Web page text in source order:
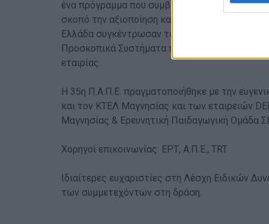
ένα πρόγραμμα που συμβάλλει στην
σκοπό την αξιοποίηση και
Ελλάδα συγκέντρωσαν τον αριθμό ρεκόρ
Προσκοπικά Συστήματα που συμμετείχαν στο
εταιρίας.
Η 35η Π.Α.Π.Ε. πραγματοποιήθηκε με την
και τον ΚΤΕΛ Μαγνησίας και των
Μαγνησίας & Ερευνητική Παιδαγωγική Ομάδα
Χορηγοί επικοινωνίας: ΕΡΤ, Α.Π.Ε., TRT
Ιδιαίτερες ευχαριστίες στη Λέσχη Ειδικών
των συμμετεχόντων στη δράση.